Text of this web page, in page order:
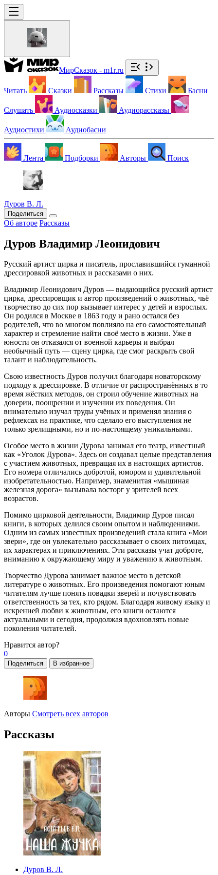
МирСказок - m1r.ru
Читать Сказки Рассказы Стихи Басни
Слушать Аудиосказки Аудиорассказы
Аудиостихи Аудиобасни
Лента Подборки Авторы Поиск
Дуров В. Л.
Поделиться
Об авторе Рассказы
Дуров Владимир Леонидович
Русский артист цирка и писатель, прославившийся гуманной
дрессировкой животных и рассказами о них.
Владимир Леонидович Дуров — выдающийся русский артист
цирка, дрессировщик и автор произведений о животных, чьё
творчество до сих пор вызывает интерес у детей и взрослых.
Он родился в Москве в 1863 году и рано остался без
родителей, что во многом повлияло на его самостоятельный
характер и стремление найти своё место в жизни. Уже в
юности он отказался от военной карьеры и выбрал
необычный путь — сцену цирка, где смог раскрыть свой
талант и наблюдательность.
Свою известность Дуров получил благодаря новаторскому
подходу к дрессировке. В отличие от распространённых в то
время жёстких методов, он строил обучение животных на
доверии, поощрении и изучении их поведения. Он
внимательно изучал труды учёных и применял знания о
рефлексах на практике, что сделало его выступления не
только зрелищными, но и по-настоящему уникальными.
Особое место в жизни Дурова занимал его театр, известный
как «Уголок Дурова». Здесь он создавал целые представления
с участием животных, превращая их в настоящих артистов.
Его номера отличались добротой, юмором и удивительной
изобретательностью. Например, знаменитая «мышиная
железная дорога» вызывала восторг у зрителей всех
возрастов.
Помимо цирковой деятельности, Владимир Дуров писал
книги, в которых делился своим опытом и наблюдениями.
Одним из самых известных произведений стала книга «Мои
звери», где он увлекательно рассказывает о своих питомцах,
их характерах и приключениях. Эти рассказы учат доброте,
вниманию к окружающему миру и уважению к животным.
Творчество Дурова занимает важное место в детской
литературе о животных. Его произведения помогают юным
читателям лучше понять повадки зверей и почувствовать
ответственность за тех, кто рядом. Благодаря живому языку и
искренней любви к животным, его книги остаются
актуальными и сегодня, продолжая вдохновлять новые
поколения читателей.
Нравится автор?
0
Поделиться В избранное
Авторы Смотреть всех авторов
Рассказы
Дуров В. Л.